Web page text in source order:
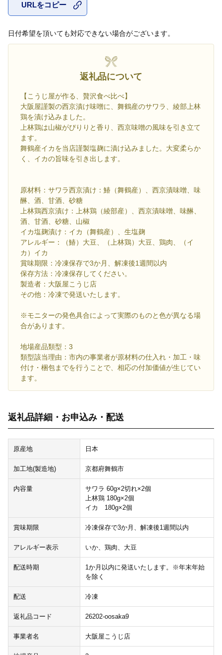
URLをコピー
日付希望を頂いても対応できない場合がございます。
返礼品について
【こうじ屋が作る、贅沢食べ比べ】
大阪屋謹製の西京漬け味噌に、舞鶴産のサワラ、綾部上林
鶏を漬け込みました。
上林鶏は山椒がぴりりと香り、西京味噌の風味を引き立て
ます。
舞鶴産イカを当店謹製塩麹に漬け込みました。大変柔らか
く、イカの旨味を引き出します。
原材料：サワラ西京漬け：鰆（舞鶴産）、西京漬味噌、味
醂、酒、甘酒、砂糖
上林鶏西京漬け：上林鶏（綾部産）、西京漬味噌、味醂、
酒、甘酒、砂糖、山椒
イカ塩麹漬け：イカ（舞鶴産）、生塩麹
アレルギー：（鰆）大豆、（上林鶏）大豆、鶏肉、（イ
カ）イカ
賞味期限：冷凍保存で3か月、解凍後1週間以内
保存方法：冷凍保存してください。
製造者：大阪屋こうじ店
その他：冷凍で発送いたします。
※モニターの発色具合によって実際のものと色が異なる場
合があります。
地場産品類型：3
類型該当理由：市内の事業者が原材料の仕入れ・加工・味
付け・梱包までを行うことで、相応の付加価値が生じてい
ます。
返礼品詳細・お申込み・配送
原産地 日本
加工地(製造地) 京都府舞鶴市
内容量
サワラ 60g×2切れ×2個
上林鶏 180g×2個
イカ 180g×2個
賞味期限 冷凍保存で3か月、解凍後1週間以内
アレルギー表示 いか、鶏肉、大豆
配送時期
1か月以内に発送いたします。※年末年始
を除く
配送 冷凍
返礼品コード 26202-oosaka9
事業者名 大阪屋こうじ店